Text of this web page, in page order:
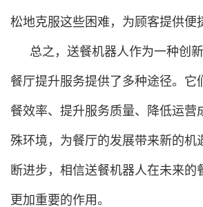
松地克服这些困难，为顾客提供便
总之，送餐机器人作为一种创
餐厅提升服务提供了多种途径。它
餐效率、提升服务质量、降低运营
殊环境，为餐厅的发展带来新的机
断进步，相信送餐机器人在未来的
更加重要的作用。